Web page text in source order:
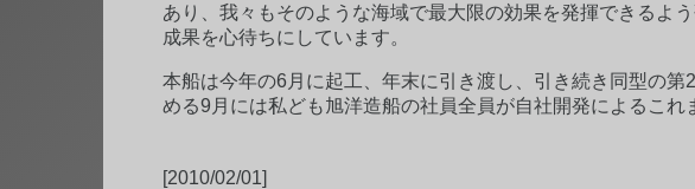
あり、我々もそのような海域で最大限の効果を発揮できるよ
成果を心待ちにしています。
本船は今年の6月に起工、年末に引き渡し、引き続き同型の
める9月には私ども旭洋造船の社員全員が自社開発によるこ
[2010/02/01]